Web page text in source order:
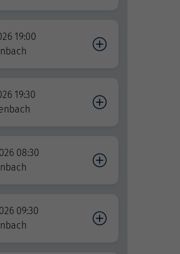
19:00
19:30
08:30
09:30